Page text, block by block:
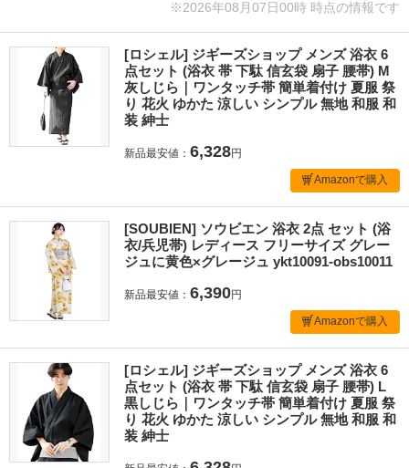
※2026年08月07日00時 時点の情報です
[ロシェル] ジギーズショップ メンズ 浴衣 6
点セット (浴衣 帯 下駄 信玄袋 扇子 腰帯) M
灰しじら｜ワンタッチ帯 簡単着付け 夏服 祭
り 花火 ゆかた 涼しい シンプル 無地 和服 和
装 紳士
新品最安値： 6,328円
Amazonで購入
[SOUBIEN] ソウビエン 浴衣 2点 セット (浴
衣/兵児帯) レディース フリーサイズ グレー
ジュに黄色×グレージュ ykt10091-obs10011
新品最安値： 6,390円
Amazonで購入
[ロシェル] ジギーズショップ メンズ 浴衣 6
点セット (浴衣 帯 下駄 信玄袋 扇子 腰帯) L
黒しじら｜ワンタッチ帯 簡単着付け 夏服 祭
り 花火 ゆかた 涼しい シンプル 無地 和服 和
装 紳士